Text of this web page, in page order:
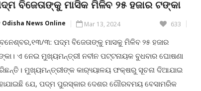
ବିଜେତାଙ୍କୁ ମାସିକ ମିଳିବ ୨୫ ହଜାର ଟଙ୍କା
Odisha News Online Mar 13, 2024 633
୩: ପଦ୍ମ ବିଜେତାଙ୍କୁ ମାସକୁ ମିଳିବ ୨୫ ହଜାର
ଏ ନେଇ ମୁଖ୍ୟମନ୍ତ୍ରୀ ନବୀନ ପଟ୍ଟନାୟକ ବୁଧବାର ଘୋଷଣା
ମୁଖ୍ୟମନ୍ତ୍ରୀଙ୍କ କାର‌୍ୟ୍ୟାଳୟ ଫକ୍ଷରୁ ସୂଚନା ଦିଆଯାଇ
ଯେ, ପଦ୍ମ ପୁରସ୍କାର ଦେଶର ଗୌରବମୟ ବେସାମରିକ